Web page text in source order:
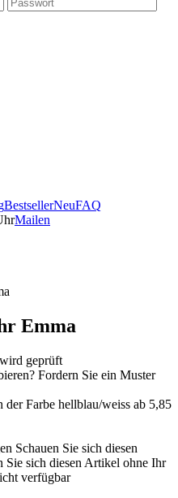
BestsellerNeuFAQ
Mailen
Emma
geprüft
Fordern Sie ein Muster
Schauen Sie sich diesen
Sie sich diesen Artikel ohne Ihr
verfügbar